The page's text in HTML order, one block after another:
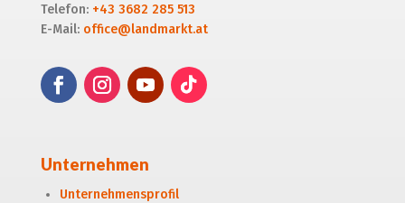
Telefon: +43 3682 285 513
E-Mail: office@landmarkt.at
Unternehmen
Unternehmensprofil